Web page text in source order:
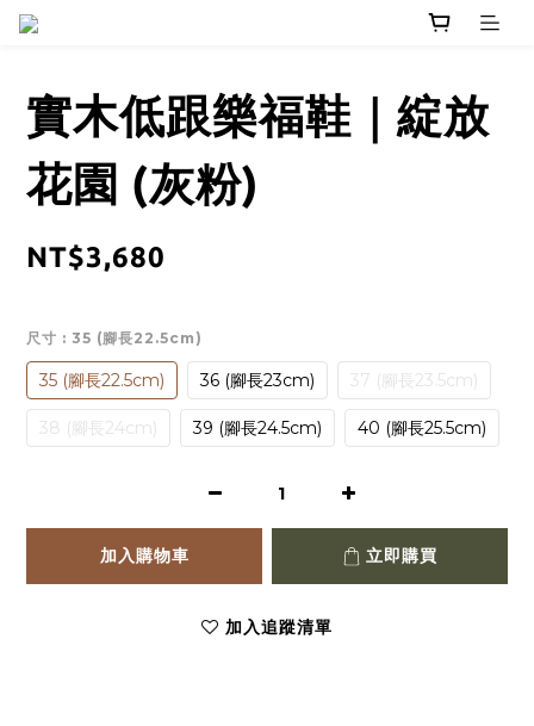
實木低跟樂福鞋｜綻放
花園 (灰粉)
NT$3,680
尺寸 : 35 (腳長22.5cm)
35 (腳長22.5cm) 36 (腳長23cm) 37 (腳長23.5cm)
38 (腳長24cm) 39 (腳長24.5cm) 40 (腳長25.5cm)
加入購物車 立即購買
加入追蹤清單